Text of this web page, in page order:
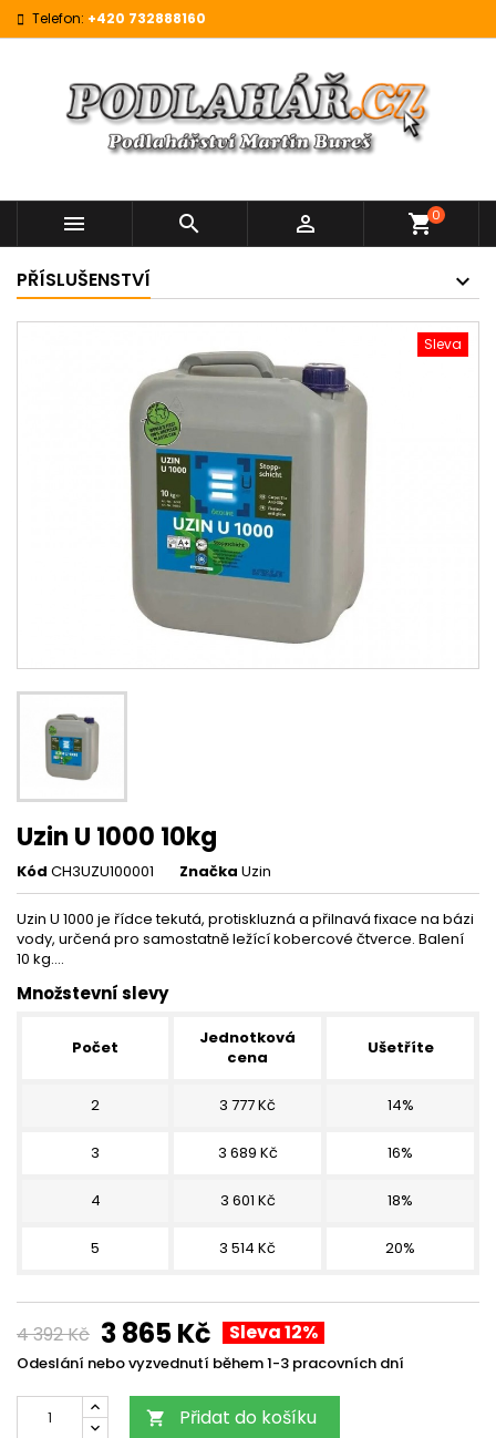
Telefon: +420 732888160
   shopping_cart0
PŘÍSLUŠENSTVÍ
Sleva
Uzin U 1000 10kg
Kód CH3UZU100001 Značka Uzin
Uzin U 1000 je řídce tekutá, protiskluzná a přilnavá fixace na bázi
vody, určená pro samostatně ležící kobercové čtverce. Balení
10 kg....
Množstevní slevy
Počet
Jednotková
cena
Ušetříte
2 3 777 Kč 14%
3 3 689 Kč 16%
4 3 601 Kč 18%
5 3 514 Kč 20%
4 392 Kč 3 865 Kč Sleva 12%
Odeslání nebo vyzvednutí během 1-3 pracovních dní
 Přidat do košíku